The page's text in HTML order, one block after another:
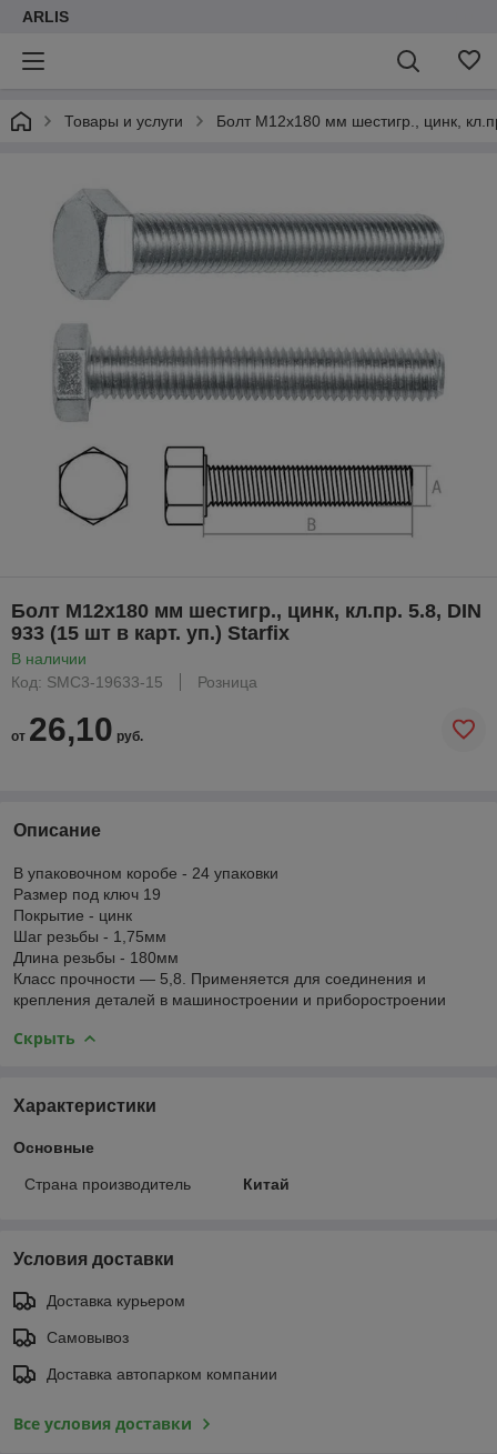
ARLIS
Товары и услуги Болт М12х180 мм шестигр., цинк,
Болт М12х180 мм шестигр., цинк, кл.пр. 5.8, DIN
933 (15 шт в карт. уп.) Starfix
В наличии
Код: SMC3-19633-15
Розница
от 26,10 руб.
Описание
В упаковочном коробе - 24 упаковки
Размер под ключ 19
Покрытие - цинк
Шаг резьбы - 1,75мм
Длина резьбы - 180мм
Класс прочности — 5,8. Применяется для соединения и
крепления деталей в машиностроении и приборостроении
Скрыть
Характеристики
Основные
Страна производитель Китай
Условия доставки
Доставка курьером
Самовывоз
Доставка автопарком компании
Все условия доставки